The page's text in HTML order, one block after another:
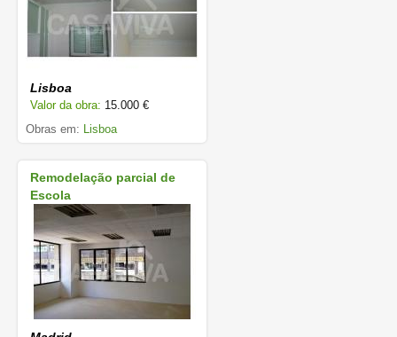
Lisboa
Valor da obra: 15.000 €
Obras em: Lisboa
Remodelação parcial de
Escola